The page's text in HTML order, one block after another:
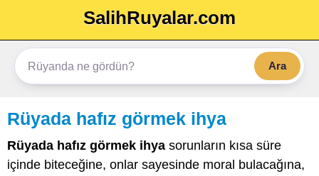
SalihRuyalar.com
Ara
Rüyada hafız görmek ihya
Rüyada hafız görmek ihya sorunların kısa süre
içinde biteceğine, onlar sayesinde moral bulacağına,